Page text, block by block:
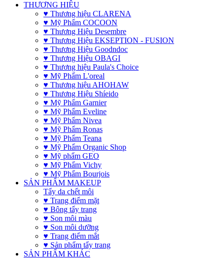
THƯƠNG HIỆU
♥ Thương hiệu CLARENA
♥ Mỹ Phẩm COCOON
♥ Thương Hiệu Desembre
♥ Thương Hiệu EKSEPTION - FUSION
♥ Thương Hiệu Goodndoc
♥ Thương Hiệu OBAGI
♥ Thương hiệu Paula's Choice
♥ Mỹ Phẩm L'oreal
♥ Thương hiệu AHOHAW
♥ Thương Hiệu Shíeido
♥ Mỹ Phẩm Garnier
♥ Mỹ Phẩm Eveline
♥ Mỹ Phẩm Nivea
♥ Mỹ Phẩm Ronas
♥ Mỹ Phẩm Teana
♥ Mỹ Phẩm Organic Shop
♥ Mỹ phẩm GEO
♥ Mỹ Phẩm Vichy
♥ Mỹ Phẩm Bourjois
SẢN PHẨM MAKEUP
Tẩy da chết môi
♥ Trang điểm mặt
♥ Bông tẩy trang
♥ Son môi màu
♥ Son môi dưỡng
♥ Trang điểm mắt
♥ Sản phẩm tẩy trang
SẢN PHẨM KHÁC